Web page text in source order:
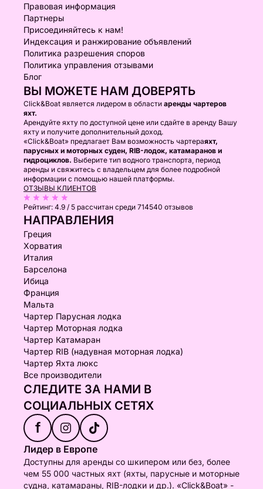
Правовая информация
Партнеры
Присоединяйтесь к нам!
Индексация и ранжирование объявлений
Политика разрешения споров
Политика управления отзывами
Блог
ВЫ МОЖЕТЕ НАМ ДОВЕРЯТЬ
Click&Boat является лидером в области аренды чартеров
яхт.
Арендуйте яхту по доступной цене или сдайте в аренду Вашу
яхту и получите дополнительный доход.
«Click&Boat» предлагает Вам возможность чартераяхт,
парусных и моторных суден, RIB-лодок, катамаранов и
гидроциклов. Выберите тип водного транспорта, период
аренды и свяжитесь с владельцем для более подробной
информации с помощью нашей платформы.
ОТЗЫВЫ КЛИЕНТОВ
Рейтинг: 4.9 / 5 рассчитан среди 714540 отзывов
НАПРАВЛЕНИЯ
Греция
Хорватия
Италия
Барселона
Ибица
Франция
Мальта
Чартер Парусная лодка
Чартер Моторная лодка
Чартер Катамаран
Чартер RIB (надувная моторная лодка)
Чартер Яхта люкс
Все производители
СЛЕДИТЕ ЗА НАМИ В
СОЦИАЛЬНЫХ СЕТЯХ
f
Лидер в Европе
Доступны для аренды со шкипером или без, более
чем 55 000 частных яхт (яхты, парусные и моторные
судна, катамараны, RIB-лодки и др.). «Click&Boat» -